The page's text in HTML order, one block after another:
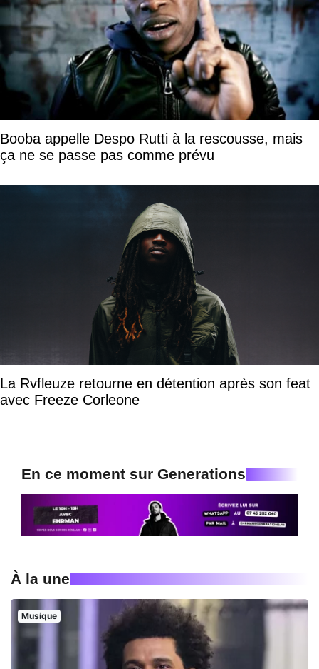
Booba appelle Despo Rutti à la rescousse, mais
ça ne se passe pas comme prévu
La Rvfleuze retourne en détention après son feat
avec Freeze Corleone
En ce moment sur Generations
À la une
Musique